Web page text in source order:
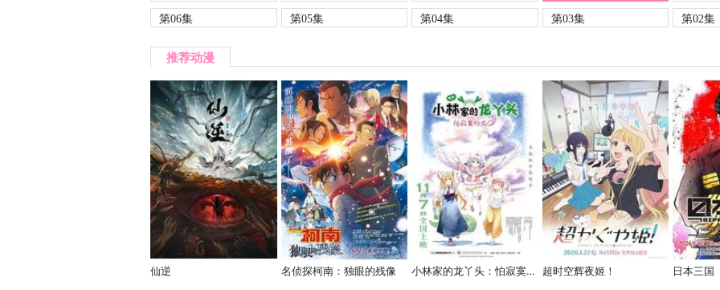
第06集
第05集 第04集 第03集 第02集
推荐动漫
仙逆 名侦探柯南：独眼的残像 小林家的龙丫头：怕寂寞的龙 超时空辉夜姬！ 日本三国